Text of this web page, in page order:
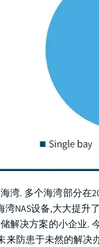
湾. 多个海湾部分在
NAS设备,大大提
解决方案的小企业.
防患于未然的解决